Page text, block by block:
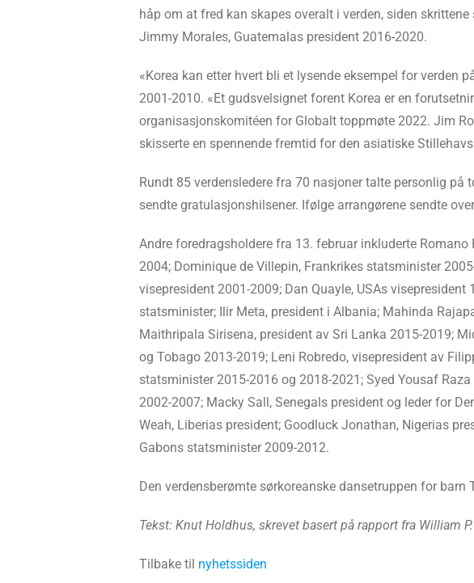
håp om at fred kan skapes overalt i verden, siden
Jimmy Morales, Guatemalas president 2016-2020.
«Korea kan etter hvert bli et lysende eksempel for verden
2001-2010. «Et gudsvelsignet forent Korea er en
organisasjonskomitéen for Globalt toppmøte 2022. Jim
skisserte en spennende fremtid for den asiatiske
Rundt 85 verdensledere fra 70 nasjoner talte personlig
sendte gratulasjonshilsener. Ifølge arrangørene sendte
Andre foredragsholdere fra 13. februar inkluderte
2004; Dominique de Villepin, Frankrikes statsminister
visepresident 2001-2009; Dan Quayle, USAs
statsminister; Ilir Meta, president i Albania; Mahinda
Maithripala Sirisena, president av Sri Lanka 2015-2019;
og Tobago 2013-2019; Leni Robredo, visepresident av
statsminister 2015-2016 og 2018-2021; Syed Yousaf
2002-2007; Macky Sall, Senegals president og leder for
Weah, Liberias president; Goodluck Jonathan, Nigerias
Gabons statsminister 2009-2012.
Den verdensberømte sørkoreanske dansetruppen for
Tekst: Knut Holdhus, skrevet basert på rapport fra William
Tilbake til nyhetssiden